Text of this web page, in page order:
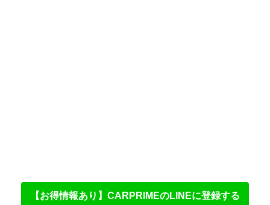
【お得情報あり】CARPRIMEのLINEに登録する